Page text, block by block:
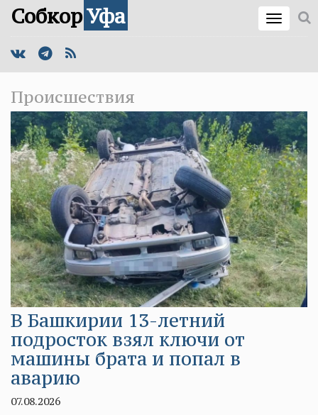
СобкорУфа
Происшествия
В Башкирии 13-летний
подросток взял ключи от
машины брата и попал в
аварию
07.08.2026